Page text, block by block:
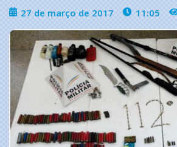
27 de março de 2017 11:05